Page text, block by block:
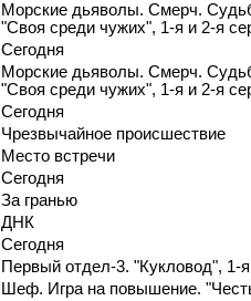
Морские дьяволы. Смерч.
"Своя среди чужих", 1-я и 2-я
Сегодня
Морские дьяволы. Смерч.
"Своя среди чужих", 1-я и 2-я
Сегодня
Чрезвычайное происшествие
Место встречи
Сегодня
За гранью
ДНК
Сегодня
Первый отдел-3. "Кукловод", 1-
Шеф. Игра на повышение.